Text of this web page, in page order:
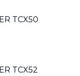
TCX50
TCX52